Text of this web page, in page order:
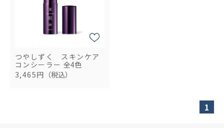
つやしずく スキンケア
コンシーラー 全4色
3,465円 （税込）
1